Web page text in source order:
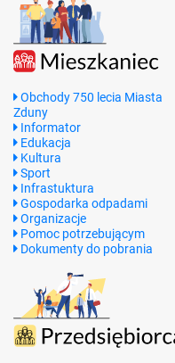
Obchody 750 lecia Miasta
Zduny
Informator
Edukacja
Kultura
Sport
Infrastuktura
Gospodarka odpadami
Organizacje
Pomoc potrzebującym
Dokumenty do pobrania